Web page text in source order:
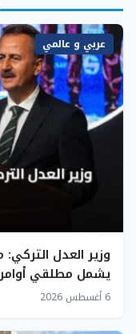
عربي و عالمي
وزير العدل
يشمل مطلقي أوامر
6 أغسطس 2026